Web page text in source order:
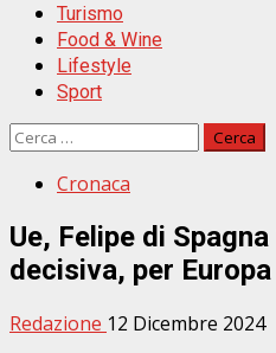
Turismo
Food & Wine
Lifestyle
Sport
Ricerca
Cronaca
Ue, Felipe di
decisiva, per
Redazione 12 Dicembre 2024